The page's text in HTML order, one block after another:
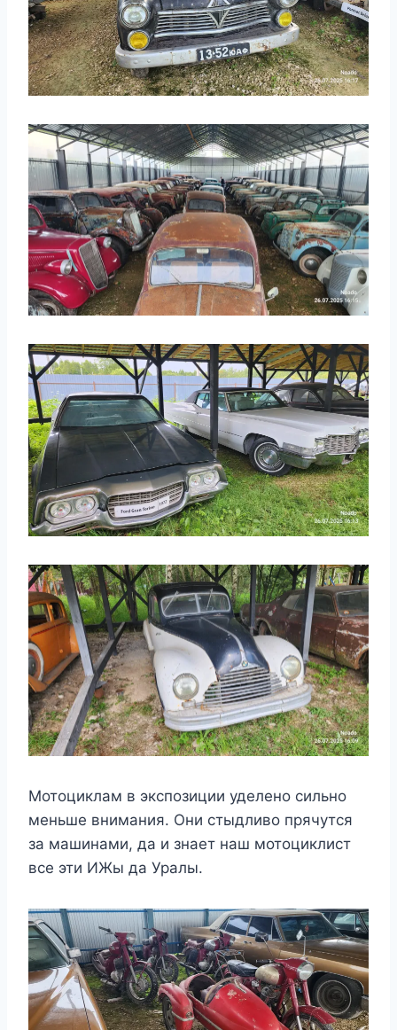
Мотоциклам в экспозиции уделено сильно
меньше внимания. Они стыдливо прячутся
за машинами, да и знает наш мотоциклист
все эти ИЖы да Уралы.